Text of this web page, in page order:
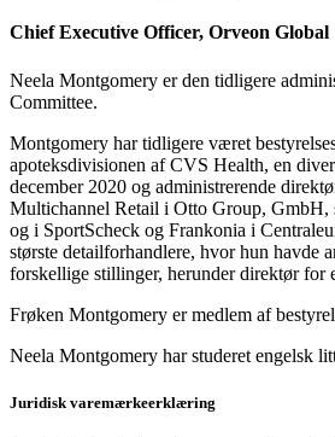
Chief Executive Officer, Orveon Global
Neela Montgomery er den tidligere
Committee.
Montgomery har tidligere været
apoteksdivisionen af CVS Health, en
december 2020 og administrerende
Multichannel Retail i Otto Group, GmbH,
og i SportScheck og Frankonia i
største detailforhandlere, hvor hun havde
forskellige stillinger, herunder direktør for
Frøken Montgomery er medlem af
Neela Montgomery har studeret engelsk
Juridisk varemærkeerklæring